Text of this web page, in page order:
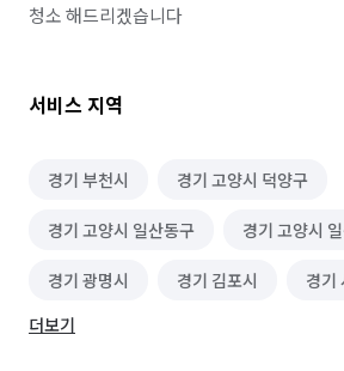
서비스 지역
경기 부천시 경기 고양시 덕양구
경기 고양시 일산동구 경기 고양시
경기 광명시 경기 김포시 경기
경기 파주시
더보기